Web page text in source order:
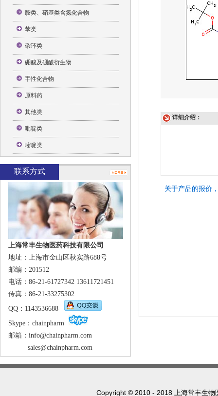
胺类、硝基类含氮化合物
苯类
杂环类
硼酸及硼酸衍生物
手性化合物
原料药
其他类
吡啶类
嘧啶类
联系方式
上海常丰生物医药科技有限公司
地址：上海市金山区秋实路688号
邮编：201512
电话：86-21-61727342 13611721451
传真：86-21-33275302
QQ：1143536688
Skype： chainpharm
邮箱：info@chainpharm.com
sales@chainpharm.com
详细介绍：
关于产品的报价
Copyright © 2010 - 2018 上海常丰生